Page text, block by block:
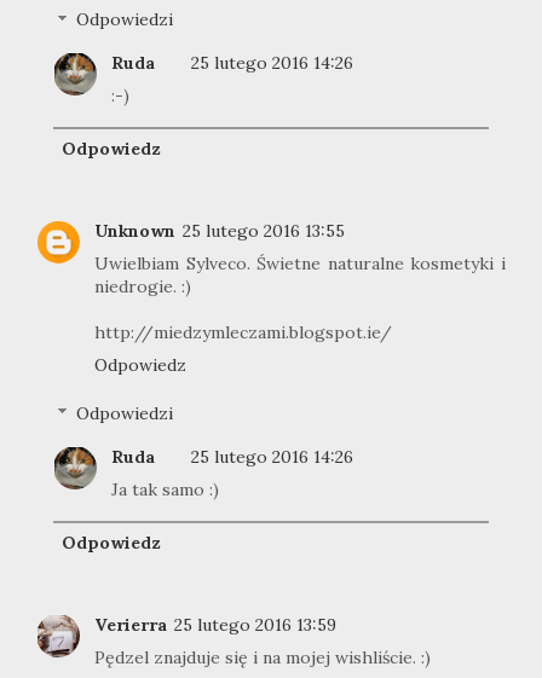
Odpowiedzi
Ruda
25 lutego 2016 14:26
:-)
Odpowiedz
Unknown 25 lutego 2016 13:55
Uwielbiam Sylveco. Świetne naturalne kosmetyki i
niedrogie. :)
http://miedzymleczami.blogspot.ie/
Odpowiedz
Odpowiedzi
Ruda
25 lutego 2016 14:26
Ja tak samo :)
Odpowiedz
Verierra 25 lutego 2016 13:59
Pędzel znajduje się i na mojej wishliście. :)